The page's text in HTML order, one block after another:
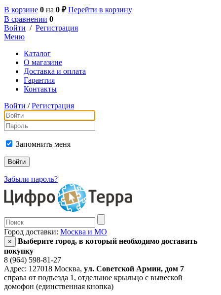
В корзине 0 на 0 ₽ Перейти в корзину
В сравнении 0
Войти / Регистрация
Меню
Каталог
О магазине
Доставка и оплата
Гарантия
Контакты
Войти / Регистрация
Запомнить меня
Забыли пароль?
Город доставки: Москва и МО
×
Выберите город, в который необходимо доставить
покупку
8 (964) 598-81-27
Адрес: 127018 Москва, ул. Советской Армии, дом 7
справа от подъезда 1, отдельное крыльцо с вывеской
домофон (единственная кнопка)